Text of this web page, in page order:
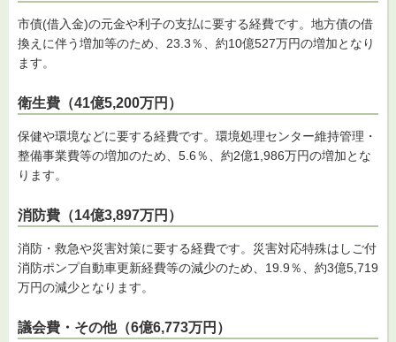
市債(借入金)の元金や利子の支払に要する経費です。地方債の借
換えに伴う増加等のため、23.3％、約10億527万円の増加となり
ます。
衛生費（41億5,200万円）
保健や環境などに要する経費です。環境処理センター維持管理・
整備事業費等の増加のため、5.6％、約2億1,986万円の増加とな
ります。
消防費（14億3,897万円）
消防・救急や災害対策に要する経費です。災害対応特殊はしご付
消防ポンプ自動車更新経費等の減少のため、19.9％、約3億5,719
万円の減少となります。
議会費・その他（6億6,773万円）